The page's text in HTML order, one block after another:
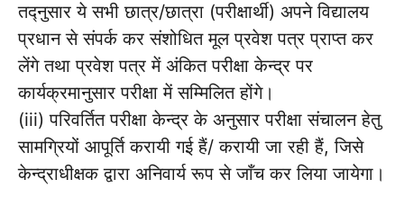
तद्नुसार ये सभी छात्र/छात्रा (परीक्षार्थी) अपने विद्यालय
प्रधान से संपर्क कर संशोधित मूल प्रवेश पत्र प्राप्त कर
लेंगे तथा प्रवेश पत्र में अंकित परीक्षा केन्द्र पर
कार्यक्रमानुसार परीक्षा में सम्मिलित होंगे।
(iii) परिवर्तित परीक्षा केन्द्र के अनुसार परीक्षा संचालन हेतु
सामग्रियों आपूर्ति करायी गई हैं/ करायी जा रही हैं, जिसे
केन्द्राधीक्षक द्वारा अनिवार्य रूप से जाँच कर लिया जायेगा।